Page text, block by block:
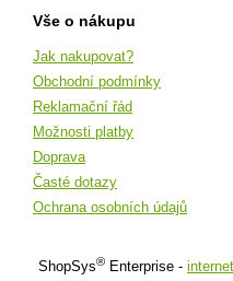
Vše o nákupu
Jak nakupovat?
Obchodní podmínky
Reklamační řád
Možnosti platby
Doprava
Časté dotazy
Ochrana osobních údajů
ShopSys® Enterprise -